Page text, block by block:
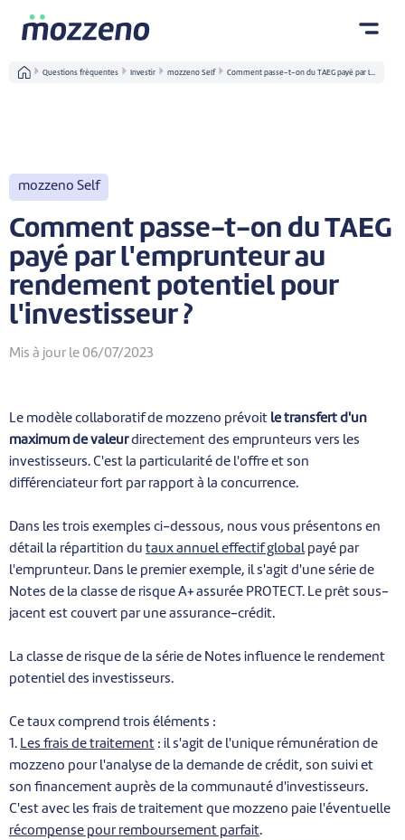
Questions fréquentes Investir mozzeno Self Comment passe-t-on du TAEG payé par l...
mozzeno Self
Comment passe-t-on du TAEG
payé par l'emprunteur au
rendement potentiel pour
l'investisseur ?
Mis à jour le 06/07/2023
Le modèle collaboratif de mozzeno prévoit le transfert d'un
maximum de valeurdirectement des emprunteurs vers les
investisseurs. C'est la particularité de l'offre et son
différenciateur fort par rapport à la concurrence.
Dans les trois exemples ci-dessous, nous vous présentons en
détail la répartition du taux annuel effectif globalpayé par
l'emprunteur. Dans le premier exemple, il s'agit d'une série de
Notes de la classe de risque A+ assurée PROTECT. Le prêt sous-
jacent est couvert par une assurance-crédit.
La classe de risque de la série de Notes influence le rendement
potentiel des investisseurs.
Ce taux comprend trois éléments :
1. Les frais de traitement : il s'agit de l'unique rémunération de
mozzeno pour l'analyse de la demande de crédit, son suivi et
son financement auprès de la communauté d'investisseurs.
C'est avec les frais de traitement que mozzeno paie l'éventuelle
récompense pour remboursement parfait.